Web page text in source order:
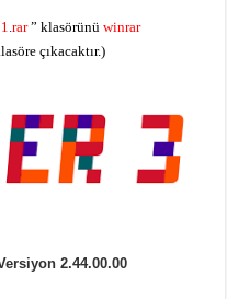
.rar” klasörünüwinrar
çıkacaktır.)
2.44.00.00